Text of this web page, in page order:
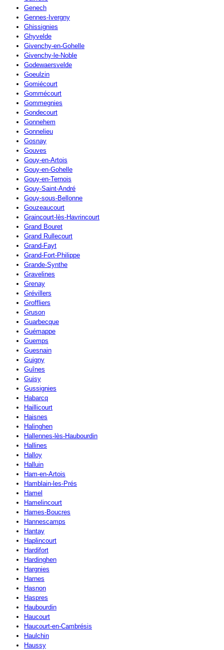
Genech
Gennes-Ivergny
Ghissignies
Ghyvelde
Givenchy-en-Gohelle
Givenchy-le-Noble
Godewaersvelde
Goeulzin
Gomiécourt
Gommécourt
Gommegnies
Gondecourt
Gonnehem
Gonnelieu
Gosnay
Gouves
Gouy-en-Artois
Gouy-en-Gohelle
Gouy-en-Ternois
Gouy-Saint-André
Gouy-sous-Bellonne
Gouzeaucourt
Graincourt-lès-Havrincourt
Grand Bouret
Grand Rullecourt
Grand-Fayt
Grand-Fort-Philippe
Grande-Synthe
Gravelines
Grenay
Grévillers
Groffliers
Gruson
Guarbecque
Guémappe
Guemps
Guesnain
Guigny
Guînes
Guisy
Gussignies
Habarcq
Haillicourt
Haisnes
Halinghen
Hallennes-lès-Haubourdin
Hallines
Halloy
Halluin
Ham-en-Artois
Hamblain-les-Prés
Hamel
Hamelincourt
Hames-Boucres
Hannescamps
Hantay
Haplincourt
Hardifort
Hardinghen
Hargnies
Harnes
Hasnon
Haspres
Haubourdin
Haucourt
Haucourt-en-Cambrésis
Haulchin
Haussy